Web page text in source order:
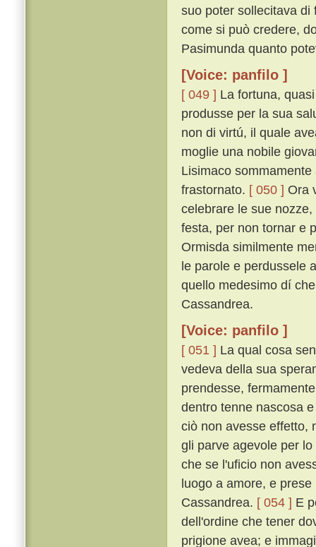
suo poter sollecitava di
come si può credere,
Pasimunda quanto
[Voice: panfilo ]
[ 049 ] La fortuna,
produsse per la sua
non di virtú, il quale
moglie una nobile
Lisimaco
frastornato. [ 050 ] Ora
celebrare le sue
festa, per non tornar e
Ormisda similmente
le parole e perdussele
quello medesimo dí
Cassandrea.
[Voice: panfilo ]
[ 051 ] La qual cosa
vedeva della sua
prendesse,
dentro tenne nascosa
ciò non avesse effetto,
gli parve agevole per
che se l'uficio non
luogo a amore, e
Cassandrea. [ 054 ] E
dell'ordine che tener
prigione avea; e